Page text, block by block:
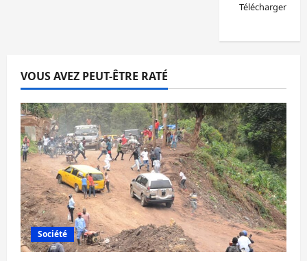
Télécharger
VOUS AVEZ PEUT-ÊTRE RATÉ
Société